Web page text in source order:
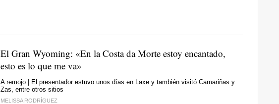
El Gran Wyoming: «En la Costa da Morte estoy encantado,
esto es lo que me va»
A remojo | El presentador estuvo unos días en Laxe y también visitó Camariñas y
Zas, entre otros sitios
MELISSA RODRÍGUEZ